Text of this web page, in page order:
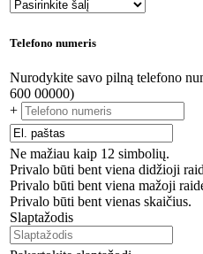
Telefono numeris
Nurodykite savo pilną telefono
600 00000)
+
Ne mažiau kaip 12 simbolių.
Privalo būti bent viena didžioji
Privalo būti bent viena mažoji
Privalo būti bent vienas skaičius.
Slaptažodis